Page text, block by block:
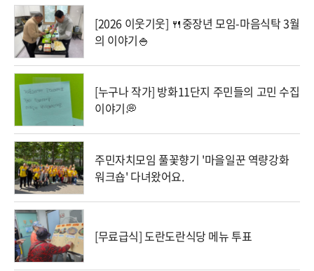
[2026 이웃기웃] 🍴중장년 모임-마음식탁 3월
의 이야기🍚
[누구나 작가] 방화11단지 주민들의 고민 수집
이야기💭
주민자치모임 풀꽃향기 '마을일꾼 역량강화
워크숍' 다녀왔어요.
[무료급식] 도란도란식당 메뉴 투표